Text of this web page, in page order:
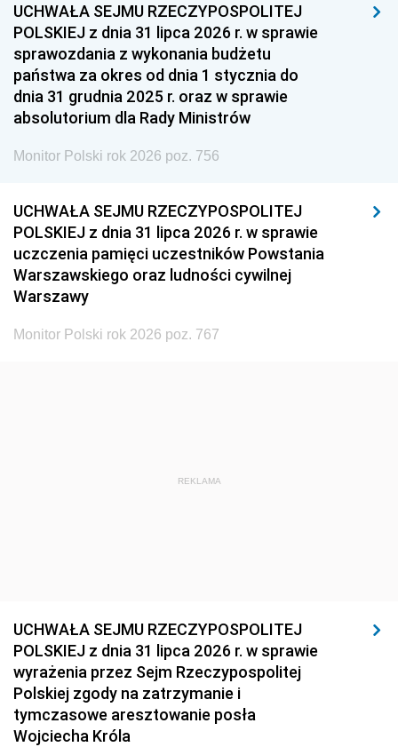
1954 1953 1952
1951 1950
1948 1947 1946
1939 1938
UCHWAŁA SEJMU RZECZYPOSPOLITEJ
POLSKIEJ z dnia 31 lipca 2026 r. w sprawie
sprawozdania z wykonania budżetu
państwa za okres od dnia 1 stycznia do
dnia 31 grudnia 2025 r. oraz w sprawie
absolutorium dla Rady Ministrów
Monitor Polski rok 2026 poz. 756
UCHWAŁA SEJMU RZECZYPOSPOLITEJ
POLSKIEJ z dnia 31 lipca 2026 r. w sprawie
uczczenia pamięci uczestników Powstania
Warszawskiego oraz ludności cywilnej
Warszawy
Monitor Polski rok 2026 poz. 767
REKLAMA
UCHWAŁA SEJMU RZECZYPOSPOLITEJ
POLSKIEJ z dnia 31 lipca 2026 r. w sprawie
wyrażenia przez Sejm Rzeczypospolitej
Polskiej zgody na zatrzymanie i
tymczasowe aresztowanie posła
Wojciecha Króla